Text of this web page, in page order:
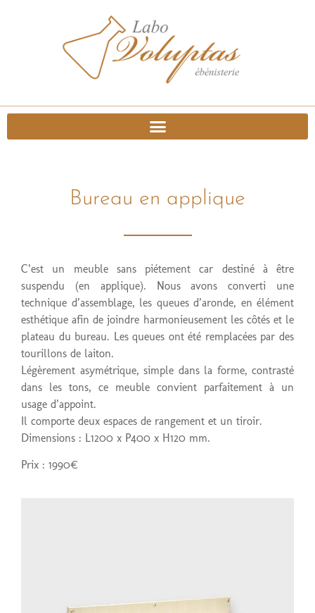
Bureau en applique
C’est un meuble sans piétement car destiné à être
suspendu (en applique). Nous avons converti une
technique d’assemblage, les queues d’aronde, en élément
esthétique afin de joindre harmonieusement les côtés et le
plateau du bureau. Les queues ont été remplacées par des
tourillons de laiton.
Légèrement asymétrique, simple dans la forme, contrasté
dans les tons, ce meuble convient parfaitement à un
usage d’appoint.
Il comporte deux espaces de rangement et un tiroir.
Dimensions : L1200 x P400 x H120 mm.
Prix : 1990€